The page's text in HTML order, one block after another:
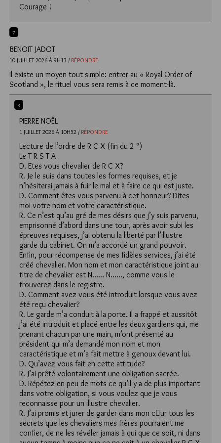
Courage !
7
BENOIT JADOT
10 JUILLET 2026 À 9H13 / RÉPONDRE
Il existe un moyen tout simple: entrer au « Royal Order of
Scotland », le rituel vous sera remis à ce moment-là.
3
PIERRE NOËL
1 JUILLET 2026 À 10H52 / RÉPONDRE
Lecture de l’ordre de R C X (fin du 2 °)
Le T R S T A
D. Etes vous chevalier de R C X?
R. Je le suis dans toutes les formes requises, et je
n’hésiterai jamais à fuir le mal et à faire ce qui est juste.
D. Comment êtes vous parvenu à cet honneur? Dites
moi votre nom et votre caractéristique.
R. Ce n’est qu’au gré de mes désirs que j’y suis parvenu,
emprisonné d’abord dans une tour, après avoir subi les
épreuves requises, j’ai obtenu la liberté par l’illustre
garde du cabinet. On m’a accordé un grand pouvoir.
Enfin, pour récompense de mes fidèles services, j’ai été
créé chevalier. Mon nom et mon caractéristique joint au
titre de chevalier est N…… N……, comme vous le
trouverez dans le registre.
D. Comment avez vous été introduit lorsque vous avez
été reçu chevalier?
R. Le garde m’a conduit à la porte. Il a frappé et aussitôt
j’ai été introduit et placé entre les deux gardiens qui, me
prenant chacun par une main, m’ont présenté au
président qui m’a demandé mon nom et mon
caractéristique et m’a fait mettre à genoux devant lui.
D. Qu’avez vous fait en cette attitude?
R. J’ai prêté volontairement une obligation sacrée.
D. Répétez en peu de mots ce qu’il y a de plus important
dans votre obligation, si vous voulez que je vous
reconnaisse pour un illustre chevalier.
R. J’ai promis et jurer de garder dans mon cur tous les
secrets que les chevaliers mes frères pourraient me
confier, de ne les révéler jamais à qui que ce soit, ni dans